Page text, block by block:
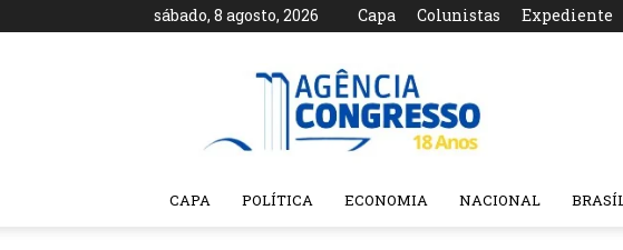
sábado, 8 agosto, 2026 Capa Colunistas Expediente
Agência
CAPA POLÍTICA ECONOMIA NACIONAL